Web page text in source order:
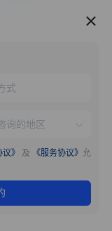
服务推荐
》 及 《服务协议》 允